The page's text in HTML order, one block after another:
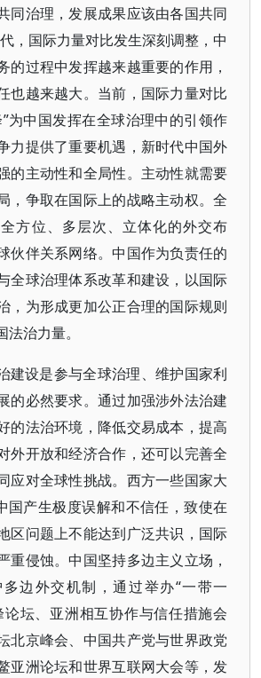
同治理，发展成果应该由各国共同
，国际力量对比发生深刻调整，中
的过程中发挥越来越重要的作用，
也越来越大。当前，国际力量对比
为中国发挥在全球治理中的引领作
力提供了重要机遇，新时代中国外
的主动性和全局性。主动性就需要
，争取在国际上的战略主动权。全
方位、多层次、立体化的外交布
伙伴关系网络。中国作为负责任的
全球治理体系改革和建设，以国际
，为形成更加公正合理的国际规则
治力量。
建设是参与全球治理、维护国家利
的必然要求。通过加强涉外法治建
的法治环境，降低交易成本，提高
外开放和经济合作，还可以完善全
应对全球性挑战。西方一些国家大
国产生极度误解和不信任，致使在
区问题上不能达到广泛共识，国际
重侵蚀。中国坚持多边主义立场，
边外交机制，通过举办“一带一
论坛、亚洲相互协作与信任措施会
北京峰会、中国共产党与世界政党
亚洲论坛和世界互联网大会等，发